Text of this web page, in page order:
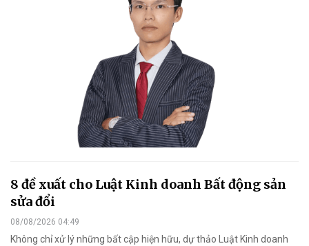
8 đề xuất cho Luật Kinh doanh Bất động sản
sửa đổi
08/08/2026 04:49
Không chỉ xử lý những bất cập hiện hữu, dự thảo Luật Kinh doanh